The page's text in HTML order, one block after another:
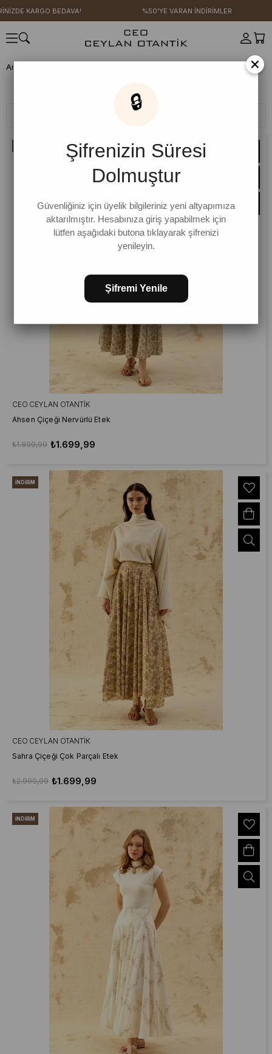
%50'YE VARAN İNDİRİMLER
Anasayfa Etek
Etek
CEO CEYLAN OTANTIK
Ahsen Çiçeği Nervürlü Etek
₺1.699,99
₺1.899,99
CEO CEYLAN OTANTIK
Sahra Çiçeği Çok Parçalı Etek
₺1.699,99
₺2.999,99
İNDIRIM
İNDIRIM
×
🔒
Şifrenizin Süresi
Dolmuştur
Güvenliğiniz için üyelik bilgileriniz yeni altyapımıza
aktarılmıştır. Hesabınıza giriş yapabilmek için
lütfen aşağıdaki butona tıklayarak şifrenizi
yenileyin.
Şifremi Yenile